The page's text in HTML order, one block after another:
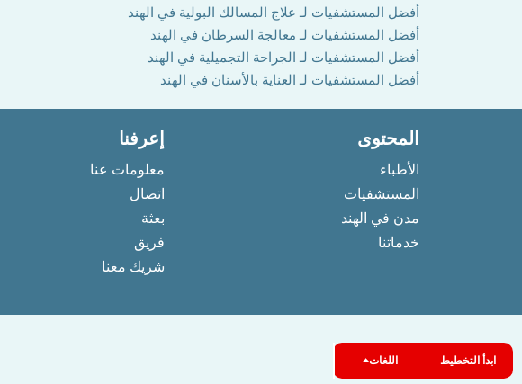
أفضل المستشفيات لـ علاج المسالك البولية في الهند
أفضل المستشفيات لـ معالجة السرطان في الهند
أفضل المستشفيات لـ الجراحة التجميلية في الهند
أفضل المستشفيات لـ العناية بالأسنان في الهند
المحتوى
الأطباء
المستشفيات
مدن في الهند
خدماتنا
إعرفنا
معلومات عنا
اتصال
بعثة
فريق
شريك معنا
ابدأ التخطيط اللغات